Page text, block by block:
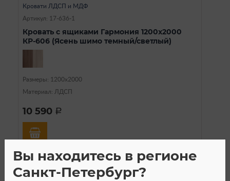
Кровати ЛДСП и МДФ
Артикул: 17-636-1
Кровать с ящиками Гармония 1200x2000
КР-606 (Ясень шимо темный/светлый)
Размеры: 1200х2000
Материал: ЛДСП
10 590 a
Вы находитесь в регионе
Санкт-Петербург?